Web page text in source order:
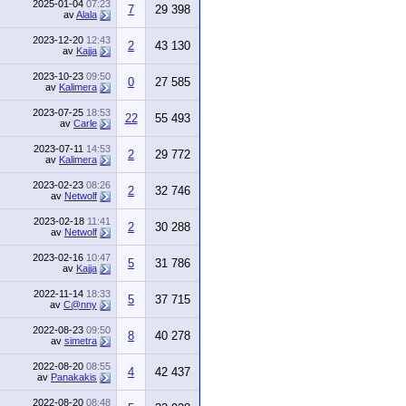
2025-01-04 07:23
avAlala 7 29 398
2023-12-20 12:43
av Kajja 2 43 130
2023-10-23 09:50
av Kalimera 0 27 585
2023-07-25 18:53
av Carle 22 55 493
2023-07-11 14:53
av Kalimera 2 29 772
2023-02-23 08:26
av Netwolf 2 32 746
2023-02-18 11:41
av Netwolf 2 30 288
2023-02-16 10:47
av Kajja 5 31 786
2022-11-14 18:33
av C@nny 5 37 715
2022-08-23 09:50
av simetra 8 40 278
2022-08-20 08:55
av Panakakis 4 42 437
2022-08-20 08:48